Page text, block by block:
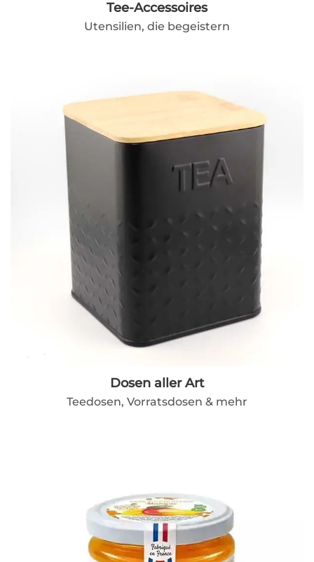
Tee-Accessoires
Utensilien, die begeistern
Dosen aller Art
Teedosen, Vorratsdosen & mehr